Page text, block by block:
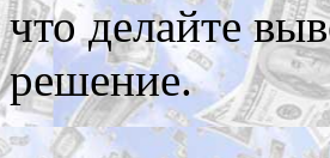
что делайте
решение.